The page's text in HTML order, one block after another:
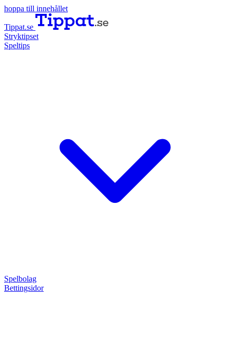
hoppa till innehållet
Tippat.se
Stryktipset
Speltips
Spelbolag
Bettingsidor